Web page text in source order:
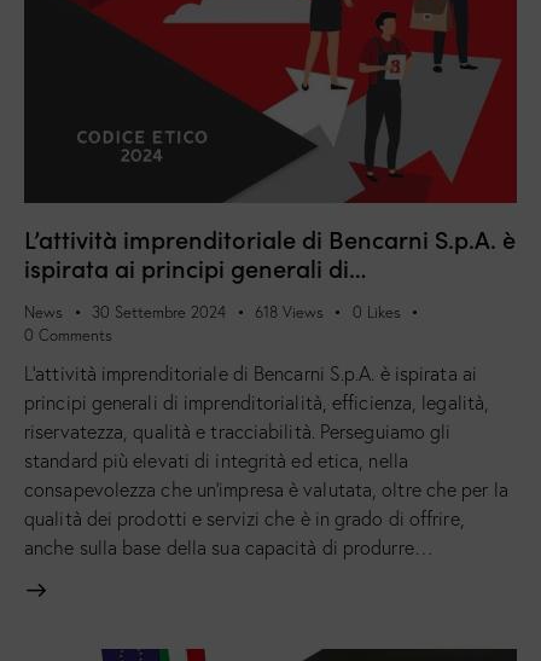
L’attività imprenditoriale di Bencarni S.p.A. è
ispirata ai principi generali di…
News 30 Settembre 2024 618 Views 0 Likes
0 Comments
L’attività imprenditoriale di Bencarni S.p.A. è ispirata ai
principi generali di imprenditorialità, efficienza, legalità,
riservatezza, qualità e tracciabilità. Perseguiamo gli
standard più elevati di integrità ed etica, nella
consapevolezza che un’impresa è valutata, oltre che per la
qualità dei prodotti e servizi che è in grado di offrire,
anche sulla base della sua capacità di produrre…